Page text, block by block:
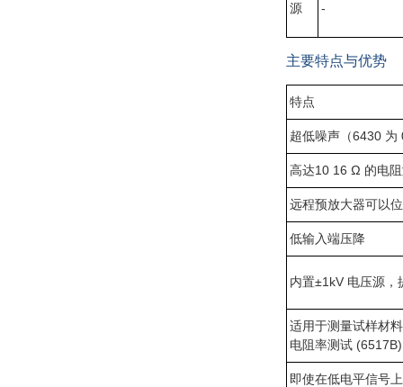
源 -
主要特点与优势
特点
超低噪声（6430 为
高达10 16 Ω 的电
远程预放大器可以
低输入端压降
内置±1kV 电压源
适用于测量试样材
电阻率测试 (6517B)
即使在低电平信号